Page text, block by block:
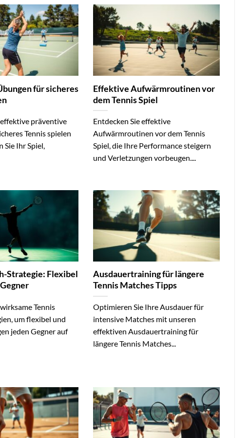
für sicheres
präventive
Tennis spielen
Sie Ihr Spiel,
Effektive Aufwärmroutinen vor
dem Tennis Spiel
Entdecken Sie effektive
Aufwärmroutinen vor dem Tennis
Spiel, die Ihre Performance steigern
und Verletzungen vorbeugen....
Strategie: Flexibel
Tennis
um flexibel und
jeden Gegner auf
Ausdauertraining für längere
Tennis Matches Tipps
Optimieren Sie Ihre Ausdauer für
intensive Matches mit unseren
effektiven Ausdauertraining für
längere Tennis Matches...